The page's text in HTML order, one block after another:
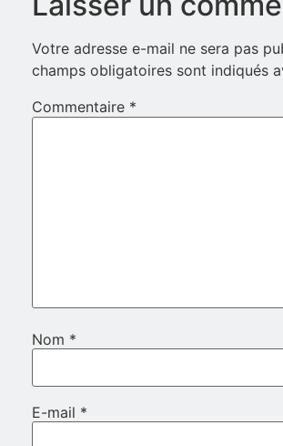
Votre adresse e-mail ne sera pas
champs obligatoires sont indiqués
Commentaire *
Nom *
E-mail *